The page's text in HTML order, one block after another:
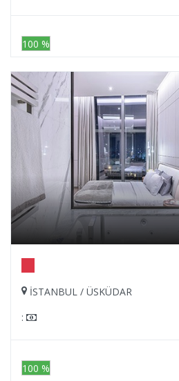
100 %
İSTANBUL / ÜSKÜDAR
:
100 %